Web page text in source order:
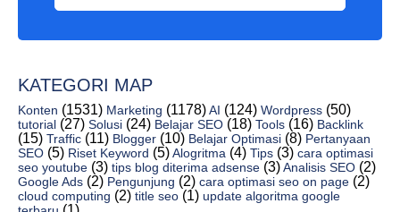
10 Tips Penting Membuat Situs Anda Responsif - Jaw...
Judul Buku Yang Tak Dikenal Oleh Masyarakat - Jawa...
Tutorial Cara Membuat Website Responsive TerbaruBo...
Cara Mengerek Google Talk Dengan Ics Baru - Jawara...
Tips Untuk Situs Drupal yang Berkelanjutan Oleh Mi...
Apa Perbedaan Antara Platform Jejak dan Lalu Linta...
Pertemuan Dan Acara Dari Madrid, Spanyol - Jawaras...
KATEGORI MAP
Konten (1531) Marketing (1178)AI (124) Wordpress (50)
tutorial (27) Solusi (24) Belajar SEO (18) Tools (16) Backlink
(15) Traffic (11) Blogger (10) Belajar Optimasi (8) Pertanyaan
SEO (5) Riset Keyword (5)Alogritma (4) Tips (3) cara optimasi
seo youtube (3) tips blog diterima adsense (3)Analisis SEO (2)
Google Ads (2) Pengunjung (2) cara optimasi seo on page (2)
cloud computing (2) title seo (1) update algoritma google